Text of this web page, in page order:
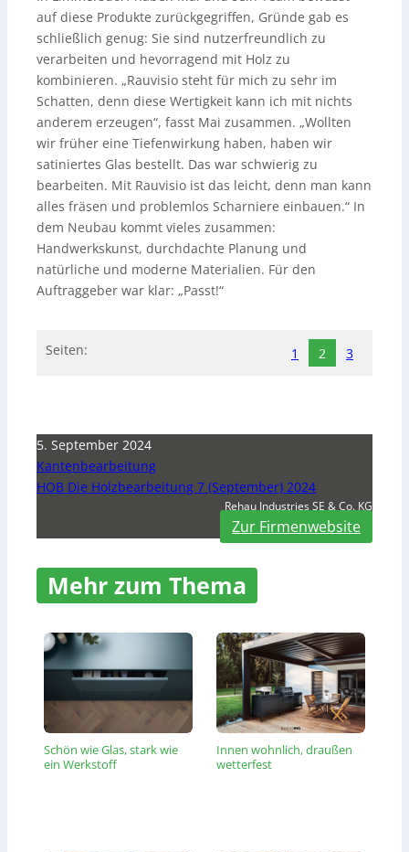
auf diese Produkte zurückgegriffen, Gründe gab es
schließlich genug: Sie sind nutzerfreundlich zu
verarbeiten und hevorragend mit Holz zu
kombinieren. „Rauvisio steht für mich zu sehr im
Schatten, denn diese Wertigkeit kann ich mit nichts
anderem erzeugen“, fasst Mai zusammen. „Wollten
wir früher eine Tiefenwirkung haben, haben wir
satiniertes Glas bestellt. Das war schwierig zu
bearbeiten. Mit Rauvisio ist das leicht, denn man kann
alles fräsen und problemlos Scharniere einbauen.“ In
dem Neubau kommt vieles zusammen:
Handwerkskunst, durchdachte Planung und
natürliche und moderne Materialien. Für den
Auftraggeber war klar: „Passt!“
Seiten: 1 2 3
5. September 2024
Kantenbearbeitung
HOB Die Holzbearbeitung 7 (September) 2024
Rehau Industries SE & Co. KG
Zur Firmenwebsite
Mehr zum Thema
Schön wie Glas, stark wie
ein Werkstoff
Innen wohnlich, draußen
wetterfest